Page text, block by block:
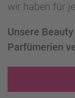
wir haben für
Unsere
Parfümerien